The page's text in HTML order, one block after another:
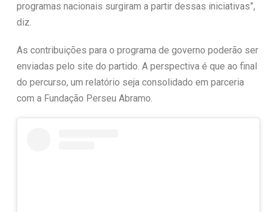
programas nacionais surgiram a partir dessas iniciativas”,
diz.
As contribuições para o programa de governo poderão ser
enviadas pelo site do partido. A perspectiva é que ao final
do percurso, um relatório seja consolidado em parceria
com a Fundação Perseu Abramo.